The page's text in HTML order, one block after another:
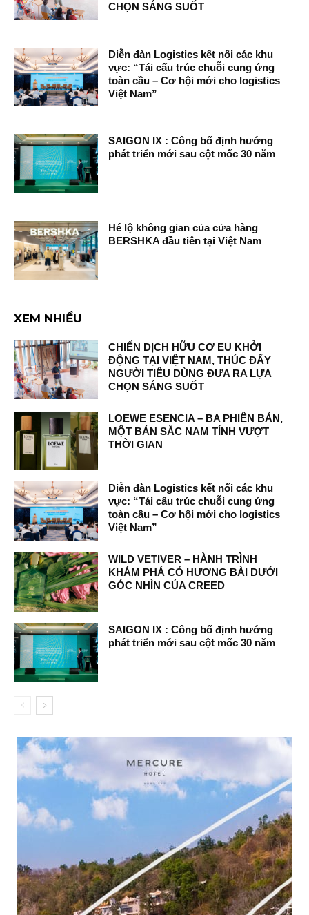
CHỌN SÁNG SUỐT
Diễn đàn Logistics kết nối các khu
vực: “Tái cấu trúc chuỗi cung ứng
toàn cầu – Cơ hội mới cho logistics
Việt Nam”
SAIGON IX : Công bố định hướng
phát triển mới sau cột mốc 30 năm
Hé lộ không gian của cửa hàng
BERSHKA đầu tiên tại Việt Nam
XEM NHIỀU
CHIẾN DỊCH HỮU CƠ EU KHỞI
ĐỘNG TẠI VIỆT NAM, THÚC ĐẨY
NGƯỜI TIÊU DÙNG ĐƯA RA LỰA
CHỌN SÁNG SUỐT
LOEWE ESENCIA – BA PHIÊN BẢN,
MỘT BẢN SẮC NAM TÍNH VƯỢT
THỜI GIAN
Diễn đàn Logistics kết nối các khu
vực: “Tái cấu trúc chuỗi cung ứng
toàn cầu – Cơ hội mới cho logistics
Việt Nam”
WILD VETIVER – HÀNH TRÌNH
KHÁM PHÁ CỎ HƯƠNG BÀI DƯỚI
GÓC NHÌN CỦA CREED
SAIGON IX : Công bố định hướng
phát triển mới sau cột mốc 30 năm